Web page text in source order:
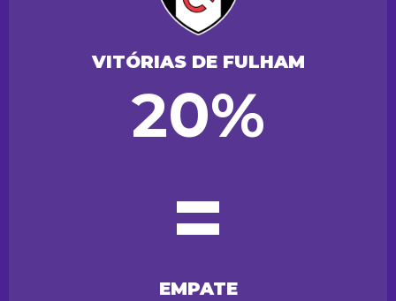
VITÓRIAS DE FULHAM
20%
=
EMPATE